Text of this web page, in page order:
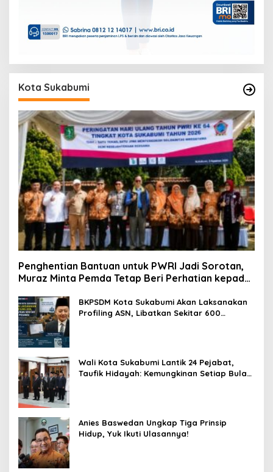
Kota Sukabumi
Penghentian Bantuan untuk PWRI Jadi Sorotan,
Muraz Minta Pemda Tetap Beri Perhatian kepada
BKPSDM Kota Sukabumi Akan Laksanakan
Profiling ASN, Libatkan Sekitar 600
Wali Kota Sukabumi Lantik 24 Pejabat,
Taufik Hidayah: Kemungkinan Setiap Bulan
Anies Baswedan Ungkap Tiga Prinsip
Hidup, Yuk Ikuti Ulasannya!